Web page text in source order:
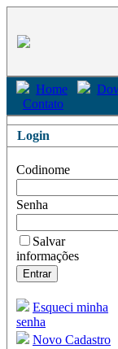
Home
Contato
Login
Codinome
Senha
Salvar
informações
Esqueci minha
senha
Novo Cadastro